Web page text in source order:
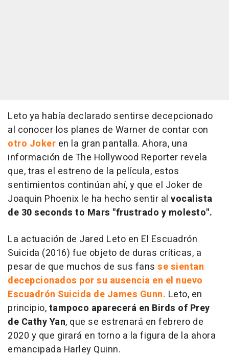
Leto ya había declarado sentirse decepcionado
al conocer los planes de Warner de contar con
otro Joker en la gran pantalla. Ahora, una
información de The Hollywood Reporter revela
que, tras el estreno de la película, estos
sentimientos continúan ahí, y que el Joker de
Joaquin Phoenix le ha hecho sentir al vocalista
de 30 seconds to Mars "frustrado y molesto".
La actuación de Jared Leto en El Escuadrón
Suicida (2016) fue objeto de duras críticas, a
pesar de que muchos de sus fans se sientan
decepcionados por su ausencia en el nuevo
Escuadrón Suicida de James Gunn. Leto, en
principio,tampoco aparecerá en Birds of Prey
de Cathy Yan, que se estrenará en febrero de
2020 y que girará en torno a la figura de la ahora
emancipada Harley Quinn.